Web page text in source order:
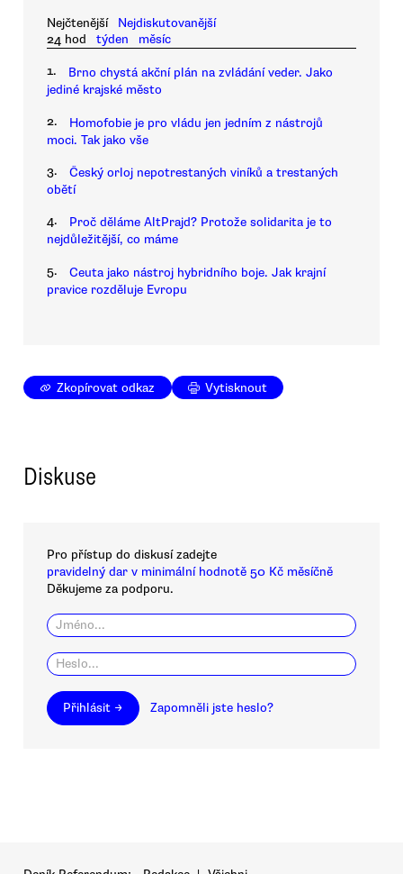
Nejčtenější
Nejdiskutovanější
24 hod
týden měsíc
1.
Brno chystá akční plán na zvládání veder. Jako
jediné krajské město
2.
Homofobie je pro vládu jen jedním z nástrojů
moci. Tak jako vše
3.
Český orloj nepotrestaných viníků a trestaných
obětí
4.
Proč děláme AltPrajd? Protože solidarita je to
nejdůležitější, co máme
5.
Ceuta jako nástroj hybridního boje. Jak krajní
pravice rozděluje Evropu
Zkopírovat odkaz Vytisknout
Diskuse
Pro přístup do diskusí zadejte
pravidelný dar v minimální hodnotě 50 Kč měsíčně
Děkujeme za podporu.
Přihlásit → Zapomněli jste heslo?